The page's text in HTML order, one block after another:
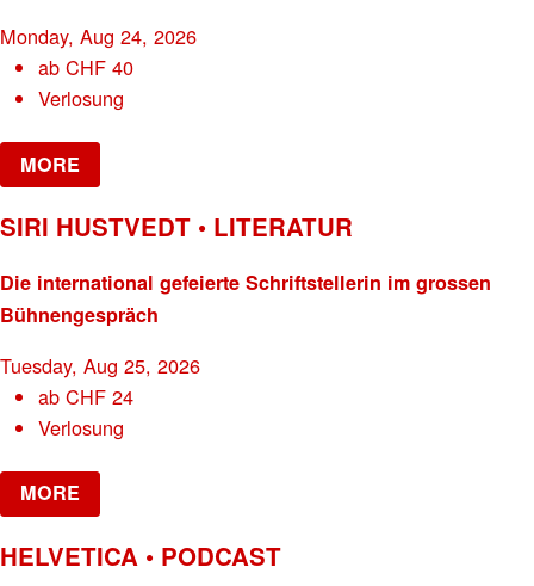
Monday, Aug 24, 2026
abCHF 40
Verlosung
MORE
SIRI HUSTVEDT • LITERATUR
Die international gefeierte Schriftstellerin im grossen
Bühnengespräch
Tuesday, Aug 25, 2026
abCHF 24
Verlosung
MORE
HELVETICA • PODCAST